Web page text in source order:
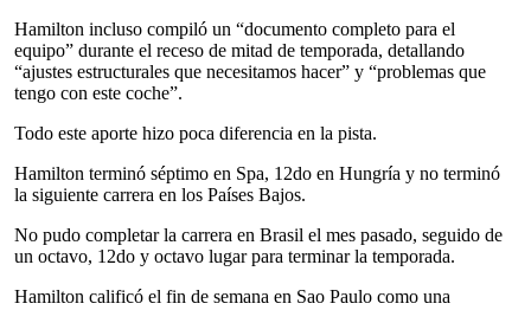
Hamilton incluso compiló un “documento completo para el
equipo” durante el receso de mitad de temporada, detallando
“ajustes estructurales que necesitamos hacer” y “problemas que
tengo con este coche”.
Todo este aporte hizo poca diferencia en la pista.
Hamilton terminó séptimo en Spa, 12do en Hungría y no terminó
la siguiente carrera en los Países Bajos.
No pudo completar la carrera en Brasil el mes pasado, seguido de
un octavo, 12do y octavo lugar para terminar la temporada.
Hamilton calificó el fin de semana en Sao Paulo como una